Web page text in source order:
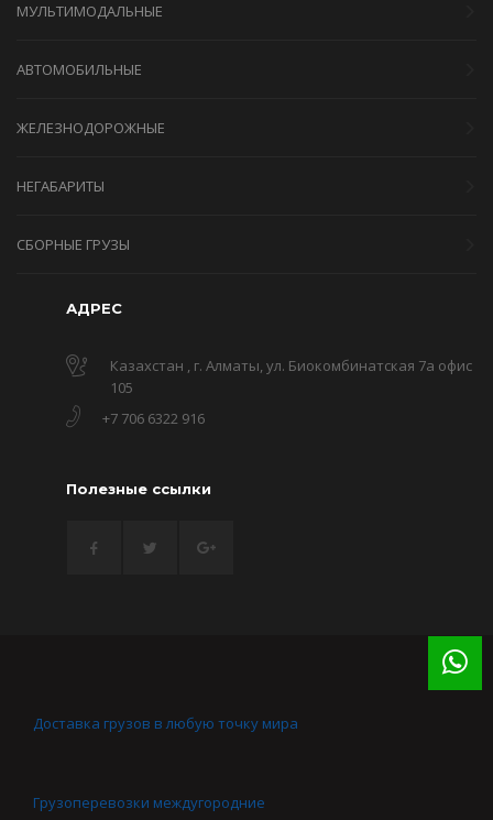
МУЛЬТИМОДАЛЬНЫЕ
АВТОМОБИЛЬНЫЕ
ЖЕЛЕЗНОДОРОЖНЫЕ
НЕГАБАРИТЫ
СБОРНЫЕ ГРУЗЫ
АДРЕС
Казахстан , г. Алматы, ул. Биокомбинатская 7а офис
105
+7 706 6322 916
Полезные ссылки
Доставка грузов в любую точку мира
Грузоперевозки междугородние